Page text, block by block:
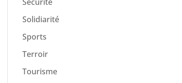
Solidiarité
Sports
Terroir
Tourisme